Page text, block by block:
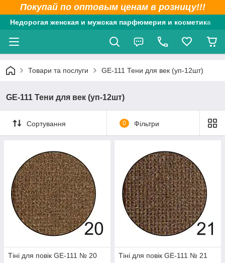
Покупай по оптовым ценам в розницу!!!
Недорогая женская и мужская парфюмерия и косметика
Товари та послуги GE-111 Тени для век (уп-12шт)
GE-111 Тени для век (уп-12шт)
Сортування 0 Фільтри
Тіні для повік GE-111 № 20
Тіні для повік GE-111 № 21